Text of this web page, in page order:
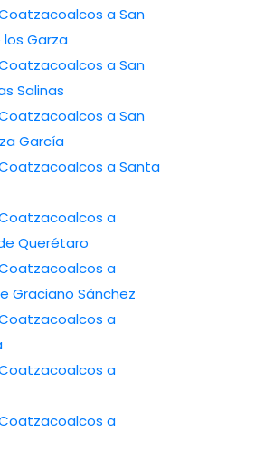
a San
Garza
a San
Salinas
a San
García
a Santa
a
Querétaro
a
Graciano Sánchez
a
a
a